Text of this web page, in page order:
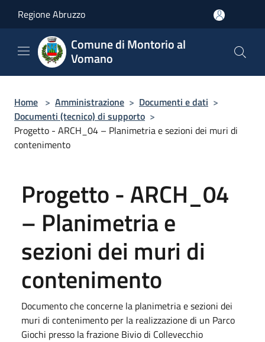
Regione Abruzzo
Comune di Montorio al
Vomano
Home > Amministrazione > Documenti e dati >
Documenti (tecnico) di supporto >
Progetto - ARCH_04 – Planimetria e sezioni dei muri di
contenimento
Progetto - ARCH_04
– Planimetria e
sezioni dei muri di
contenimento
Documento che concerne la planimetria e sezioni dei
muri di contenimento per la realizzazione di un Parco
Giochi presso la frazione Bivio di Collevecchio